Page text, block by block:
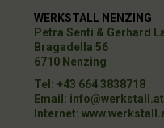
WERKSTALL NENZING
Petra Senti & Gerhard
Bragadella 56
6710 Nenzing
Tel: +43 664 3838718
Email: info@werkstall.at
Internet: